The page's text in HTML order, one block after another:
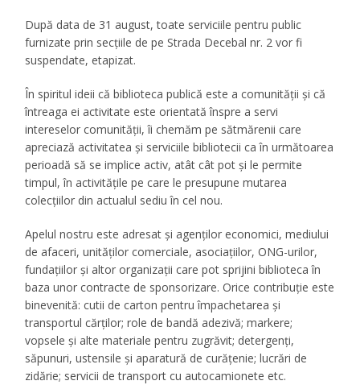
După data de 31 august, toate serviciile pentru public
furnizate prin secțiile de pe Strada Decebal nr. 2 vor fi
suspendate, etapizat.
În spiritul ideii că biblioteca publică este a comunității și că
întreaga ei activitate este orientată înspre a servi
intereselor comunității, îi chemăm pe sătmărenii care
apreciază activitatea și serviciile bibliotecii ca în următoarea
perioadă să se implice activ, atât cât pot și le permite
timpul, în activitățile pe care le presupune mutarea
colecțiilor din actualul sediu în cel nou.
Apelul nostru este adresat și agenților economici, mediului
de afaceri, unităților comerciale, asociațiilor, ONG-urilor,
fundațiilor și altor organizații care pot sprijini biblioteca în
baza unor contracte de sponsorizare. Orice contribuție este
binevenită: cutii de carton pentru împachetarea și
transportul cărților; role de bandă adezivă; markere;
vopsele și alte materiale pentru zugrăvit; detergenți,
săpunuri, ustensile și aparatură de curățenie; lucrări de
zidărie; servicii de transport cu autocamionete etc.